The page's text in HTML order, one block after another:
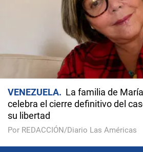
VENEZUELA
La familia de
celebra el cierre definitivo del
su libertad
Por REDACCIÓN/Diario Las Américas